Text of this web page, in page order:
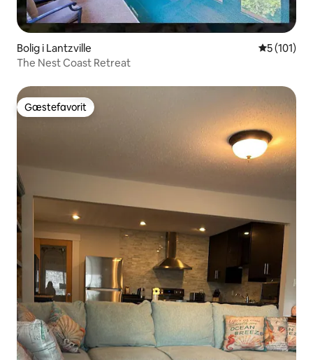
Bolig i Lantzville 5 ud af 5 i
5 (101)
The Nest Coast Retreat
Gæstefavorit
Gæstefavorit